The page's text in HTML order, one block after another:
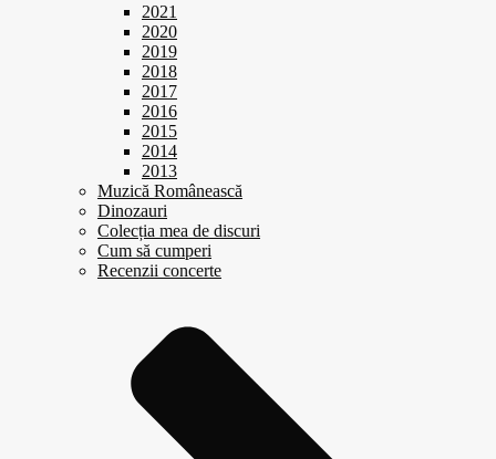
2021
2020
2019
2018
2017
2016
2015
2014
2013
Muzică Românească
Dinozauri
Colecția mea de discuri
Cum să cumperi
Recenzii concerte